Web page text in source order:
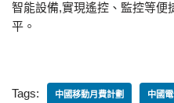
智能設備,實現遙控、監控等便
平。
Tags: 中國移動月費計劃 中國